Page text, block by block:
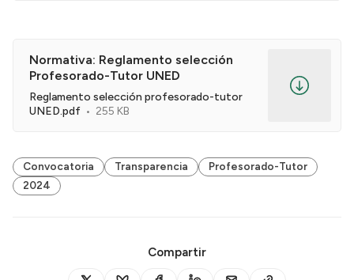
Normativa: Reglamento selección
Profesorado-Tutor UNED
Reglamento selección profesorado-tutor
UNED.pdf
255 KB
Convocatoria Transparencia
Profesorado-Tutor
2024
Compartir